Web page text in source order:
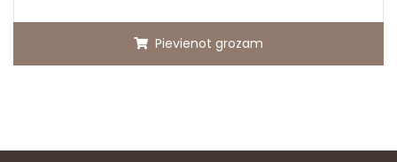
Pievienot grozam